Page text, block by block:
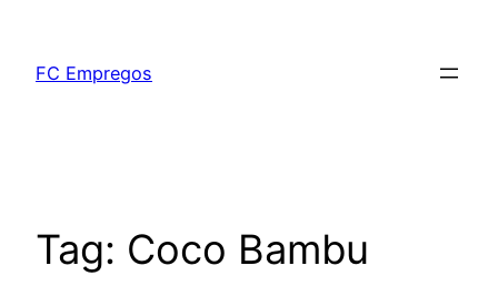
FC Empregos
Tag: Coco Bambu